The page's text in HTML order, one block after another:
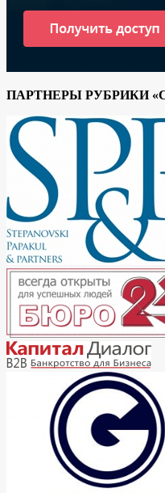
ПАРТНЕРЫ РУБРИКИ